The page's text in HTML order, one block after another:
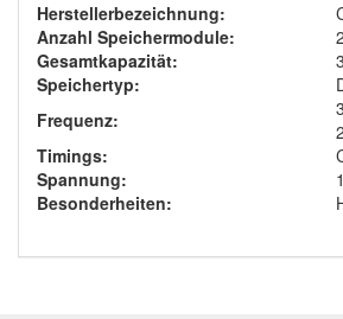
Herstellerbezeichnung:
Anzahl Speichermodule:
2
Gesamtkapazität:
Speichertyp:
Frequenz:
Timings:
Spannung:
Besonderheiten: